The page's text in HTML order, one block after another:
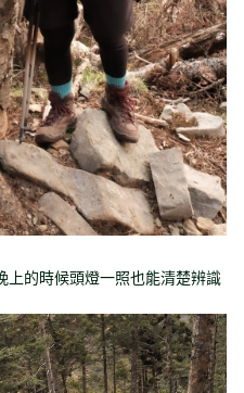
的時候頭燈一照也能清楚辨識